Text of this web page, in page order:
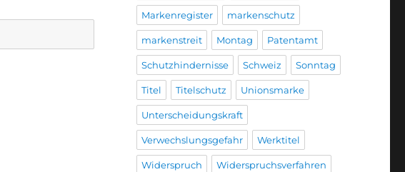
Markenregister markenschutz
markenstreit Montag Patentamt
Schutzhindernisse Schweiz Sonntag
Titel Titelschutz Unionsmarke
Unterscheidungskraft
Verwechslungsgefahr Werktitel
Widerspruch Widerspruchsverfahren